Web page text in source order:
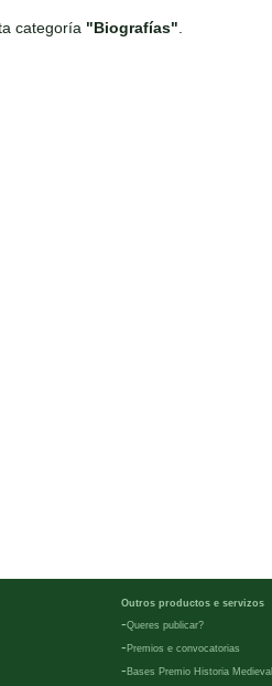
categoría "Biografías"
Outros productos e servizos
-Queres publicar?
- Premios e convocatorias
- Bases Premio Historia Medieval